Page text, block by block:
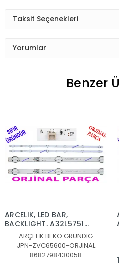
Taksit Seçenekleri
Yorumlar
Benzer
ARCELIK, LED BAR,
BACKLIGHT, A32L5751D,
32L6760, 32LE6730BP,
32LE6525B,
32GFB6722,
32GFB6728,
ARÇELİK BEKO GRUNDIG
JPN-ZVC65600-ORJINAL
8682798430058